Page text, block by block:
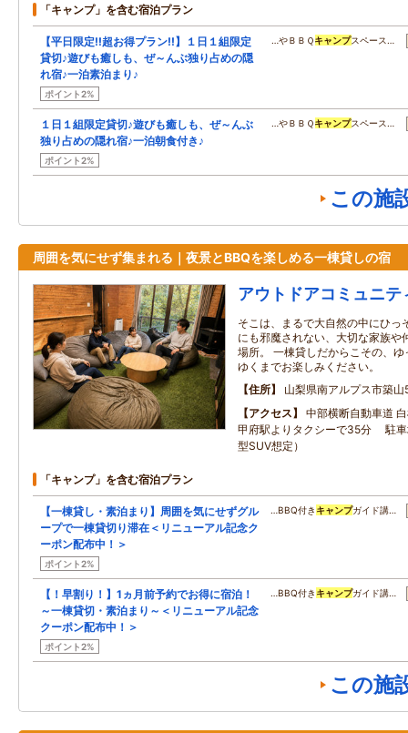
「キャンプ」を含む宿泊プラン
【平日限定!!超お得プラン!!】１日１組限定
貸切♪遊びも癒しも、ぜ～んぶ独り占めの隠
れ宿♪一泊素泊まり♪
ポイント2%
…やＢＢＱキャンプスペース…
１日１組限定貸切♪遊びも癒しも、ぜ～んぶ
独り占めの隠れ宿♪一泊朝食付き♪
ポイント2%
…やＢＢＱキャンプスペース…
この施
周囲を気にせず集まれる｜夜景とBBQを楽しめる一棟貸しの宿
アウトドアコミュニ
そこは、まるで大自然の中にひっ
にも邪魔されない、大切な家族や
場所。 一棟貸しだからこその、
ゆくまでお楽しみください。
住所
山梨県南アルプス市築
アクセス
中部横断自動車道
甲府駅よりタクシーで35分 駐車
型SUV想定）
「キャンプ」を含む宿泊プラン
【一棟貸し・素泊まり】周囲を気にせずグル
ープで一棟貸切り滞在＜リニューアル記念ク
ーポン配布中！＞
ポイント2%
…BBQ付き キャンプガイド講…
【！早割り！】1ヵ月前予約でお得に宿泊！
～一棟貸切・素泊まり～＜リニューアル記念
クーポン配布中！＞
ポイント2%
…BBQ付き キャンプガイド講…
この施